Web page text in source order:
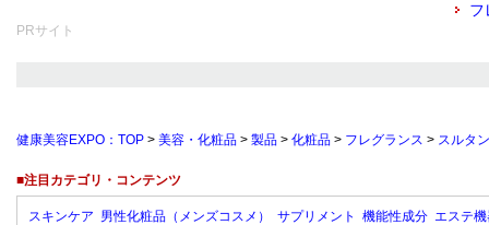
フ
PRサイト
健康美容EXPO：TOP > 美容・化粧品 > 製品 > 化粧品 > フレグランス > スルタ
■注目カテゴリ・コンテンツ
スキンケア 男性化粧品（メンズコスメ） サプリメント 機能性成分 エステ